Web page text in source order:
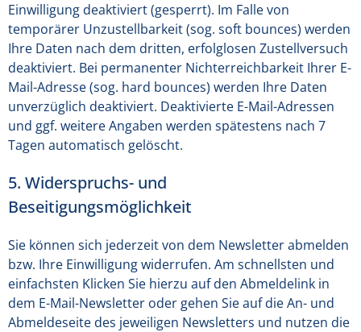
Einwilligung deaktiviert (gesperrt). Im Falle von
temporärer Unzustellbarkeit (sog. soft bounces) werden
Ihre Daten nach dem dritten, erfolglosen Zustellversuch
deaktiviert. Bei permanenter Nichterreichbarkeit Ihrer E-
Mail-Adresse (sog. hard bounces) werden Ihre Daten
unverzüglich deaktiviert. Deaktivierte E-Mail-Adressen
und ggf. weitere Angaben werden spätestens nach 7
Tagen automatisch gelöscht.
5. Widerspruchs- und
Beseitigungsmöglichkeit
Sie können sich jederzeit von dem Newsletter abmelden
bzw. Ihre Einwilligung widerrufen. Am schnellsten und
einfachsten Klicken Sie hierzu auf den Abmeldelink in
dem E-Mail-Newsletter oder gehen Sie auf die An- und
Abmeldeseite des jeweiligen Newsletters und nutzen die